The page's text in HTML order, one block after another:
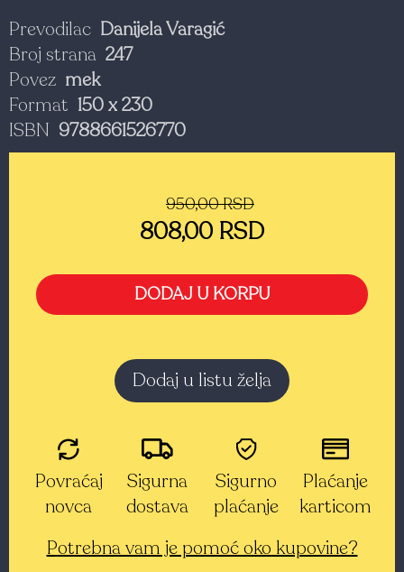
Prevodilac Danijela Varagić
Broj strana 247
Povez mek
Format 150 x 230
ISBN 9788661526770
950,00 RSD
808,00 RSD
DODAJ U KORPU
Dodaj u listu želja
Povraćaj
novca
Sigurna
dostava
Sigurno
plaćanje
Plaćanje
karticom
Potrebna vam je pomoć oko kupovine?